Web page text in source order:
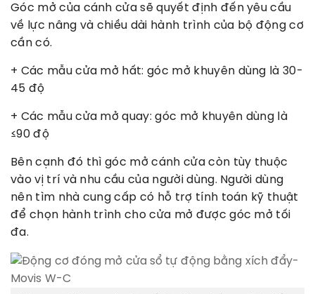
Góc mở của cánh cửa sẽ quyết định đến yêu cầu
về lực nâng và chiều dài hành trình của bộ động cơ
cần có.
+ Các mẫu cửa mở hất: góc mở khuyên dùng là 30-
45 độ
+ Các mẫu cửa mở quay: góc mở khuyên dùng là
≤90 độ
Bên cạnh đó thì góc mở cánh cửa còn tùy thuộc
vào vị trí và nhu cầu của người dùng. Người dùng
nên tìm nhà cung cấp có hỗ trợ tính toán kỹ thuật
để chọn hành trình cho cửa mở được góc mở tối
đa.